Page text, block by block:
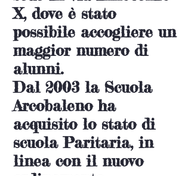
X, dove è stato
possibile accogliere un
maggior numero di
alunni.
Dal 2003 la Scuola
Arcobaleno ha
acquisito lo stato di
scuola Paritaria, in
linea con il nuovo